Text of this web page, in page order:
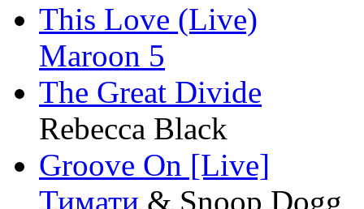
This Love (Live)
Maroon 5
The Great Divide
Rebecca Black
Groove On [Live]
Тимати & Snoop Dogg